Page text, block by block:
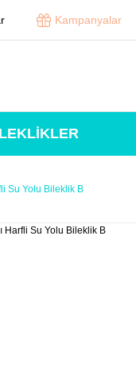
Kampanyalar
Su Yolu Bileklik B